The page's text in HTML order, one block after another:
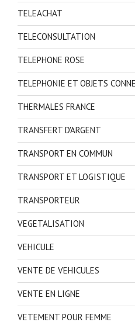
TELEACHAT
TELECONSULTATION
TELEPHONE ROSE
TELEPHONIE ET OBJETS
THERMALES FRANCE
TRANSFERT D'ARGENT
TRANSPORT EN COMMUN
TRANSPORT ET LOGISTIQUE
TRANSPORTEUR
VEGETALISATION
VEHICULE
VENTE DE VEHICULES
VENTE EN LIGNE
VETEMENT POUR FEMME